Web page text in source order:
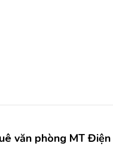
văn phòng MT